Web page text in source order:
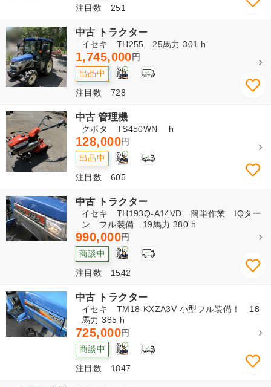
注目数 251
中古 トラクター
イセキ TH255 25馬力 301 h
1,745,000円
出品中 2
注目数 728
中古 管理機
クボタ TS450WN h
128,000円
出品中 2
注目数 605
中古 トラクター
イセキ TH193Q-A14VD 簡単作業 IQター
ン フル装備 19馬力 380 h
990,000円
商談中 1
注目数 1542
中古 トラクター
イセキ TM18-KXZA3V 小型フル装備！ 18
馬力 385 h
725,000円
商談中 1
注目数 1847